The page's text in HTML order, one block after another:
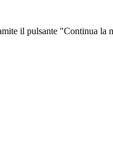
il pulsante "Continua la